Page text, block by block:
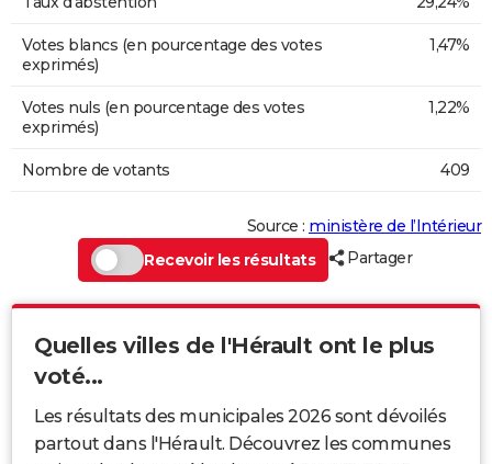
Votes blancs (en pourcentage des votes
exprimés)
1,47%
Votes nuls (en pourcentage des votes
exprimés)
1,22%
Nombre de votants 409
Source : ministère de l’Intérieur
Recevoir les résultats
Partager
Quelles villes de l'Hérault ont le plus
voté...
Les résultats des municipales 2026 sont dévoilés
partout dans l'Hérault. Découvrez les communes